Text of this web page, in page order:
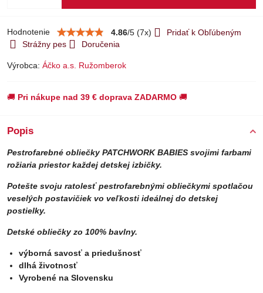
Hodnotenie 4.86/5 (7x)
Pridať k Obľúbeným
Strážny pes
Doručenia
Výrobca: Áčko a.s. Ružomberok
🚚 Pri nákupe nad 39 € doprava ZADARMO 🚚
Popis
Pestrofarebné obliečky PATCHWORK BABIES svojimi farbami
rožiaria priestor každej detskej izbičky.
Potešte svoju ratolesť pestrofarebnými obliečkymi spotlačou
veselých postavičiek vo veľkosti ideálnej do detskej
postielky.
Detské obliečky zo 100% bavlny.
výborná savosť a priedušnosť
dlhá životnosť
Vyrobené na Slovensku